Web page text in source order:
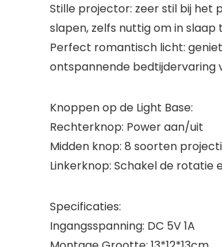
Stille projector: zeer stil bij het
slapen, zelfs nuttig om in slaap
Perfect romantisch licht:
ontspannende bedtijdervaring
Knoppen op de Light Base:
Rechterknop: Power aan/uit
Midden knop: 8 soorten
Linkerknop: Schakel de rotatie
Specificaties:
Ingangsspanning: DC 5V 1A